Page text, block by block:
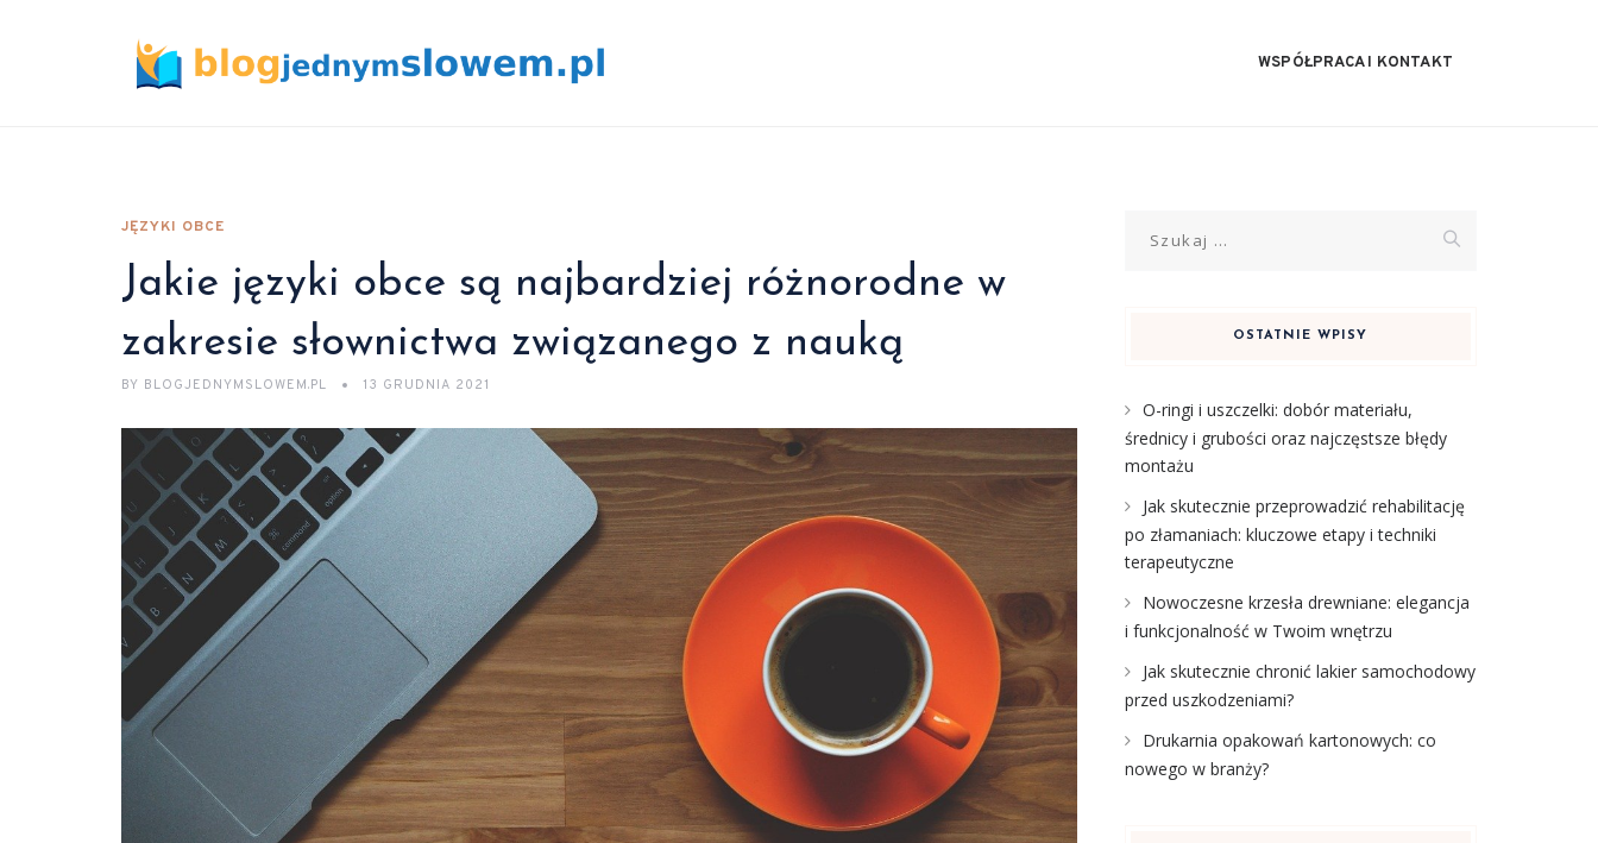
WSPÓŁPRACA I KONTAKT
JĘZYKI OBCE
Jakie języki obce są najbardziej różnorodne w
zakresie słownictwa związanego z nauką
BY BLOGJEDNYMSLOWEM.PL 13 GRUDNIA 2021
OSTATNIE WPISY
O-ringi i uszczelki: dobór materiału,
średnicy i grubości oraz najczęstsze błędy
montażu
Jak skutecznie przeprowadzić rehabilitację
po złamaniach: kluczowe etapy i techniki
terapeutyczne
Nowoczesne krzesła drewniane: elegancja
i funkcjonalność w Twoim wnętrzu
Jak skutecznie chronić lakier samochodowy
przed uszkodzeniami?
Drukarnia opakowań kartonowych: co
nowego w branży?